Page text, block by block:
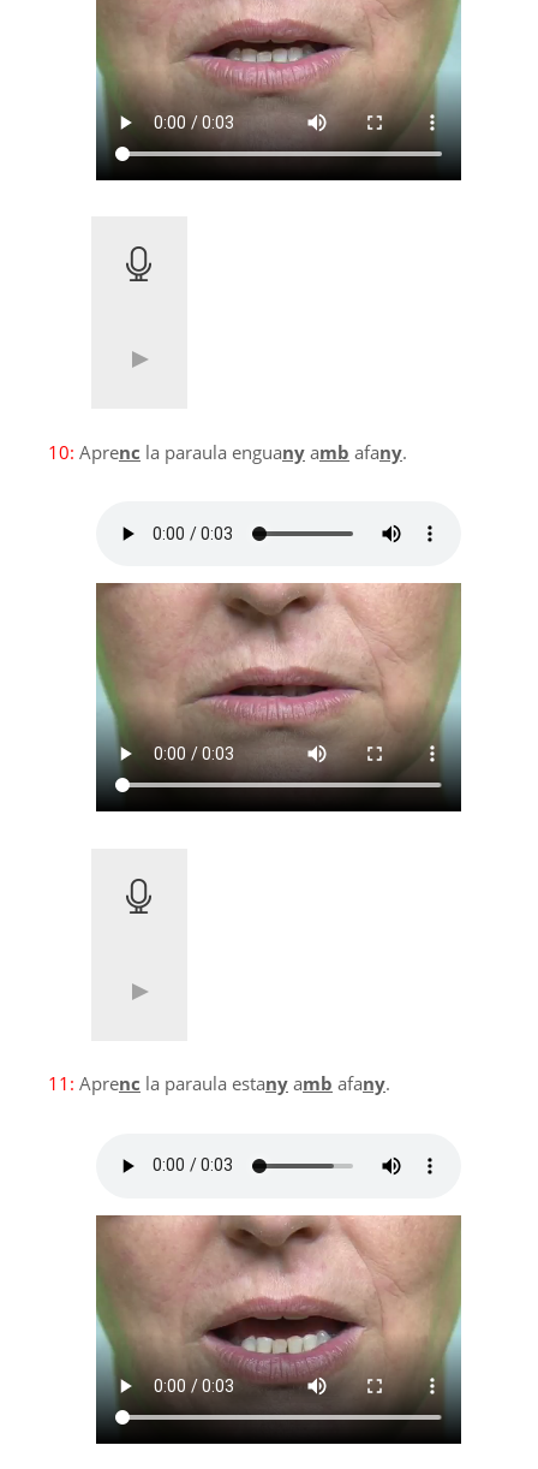
10: Aprenc la paraula enguany amb afany.
11: Aprenc la paraula estany amb afany.